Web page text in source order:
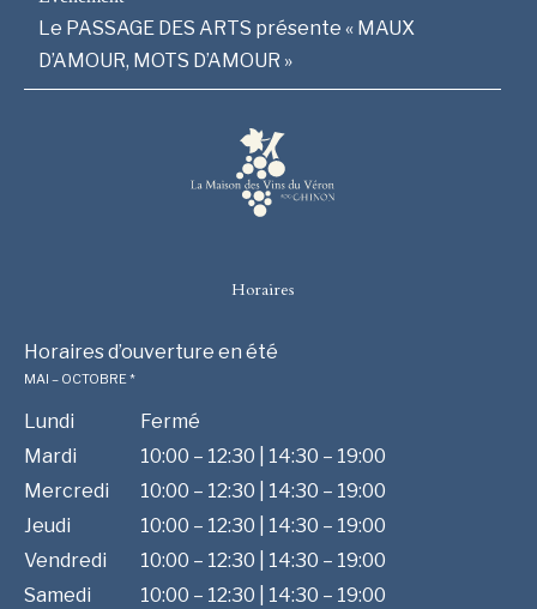
Le PASSAGE DES ARTS présente « MAUX
D’AMOUR, MOTS D’AMOUR »
Horaires
Horaires d’ouverture en été
MAI – OCTOBRE *
Lundi
Mardi
Mercredi
Jeudi
Vendredi
Samedi
Fermé
10:00 – 12:30 | 14:30 – 19:00
10:00 – 12:30 | 14:30 – 19:00
10:00 – 12:30 | 14:30 – 19:00
10:00 – 12:30 | 14:30 – 19:00
10:00 – 12:30 | 14:30 – 19:00